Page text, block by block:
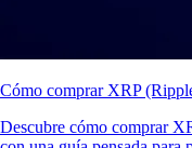
Cómo comprar XRP
Descubre cómo comprar